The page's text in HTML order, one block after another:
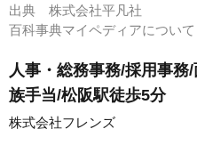
出典 株式会社平凡社
百科事典マイペディアについ
人事・総務事務/採用事
族手当/松阪駅徒歩5分
株式会社フレンズ